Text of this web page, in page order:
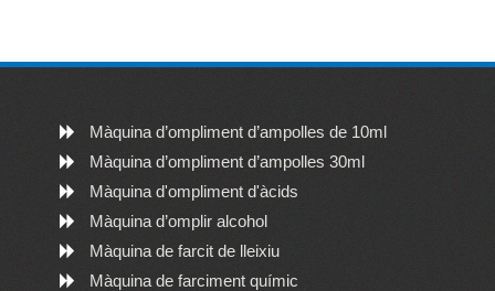
Màquina d’ompliment d’ampolles de 10ml
Màquina d’ompliment d’ampolles 30ml
Màquina d'ompliment d'àcids
Màquina d’omplir alcohol
Màquina de farcit de lleixiu
Màquina de farciment químic